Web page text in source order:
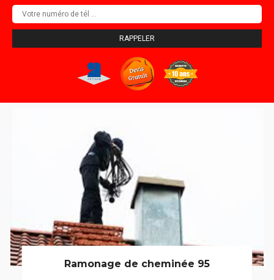
Ramonage de cheminée 95